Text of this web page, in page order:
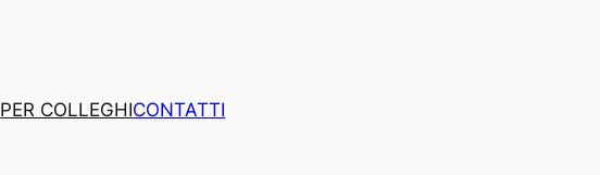
PER COLLEGHICONTATTI